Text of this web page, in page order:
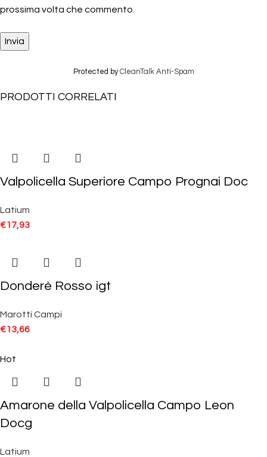
prossima volta che commento.
Protected byCleanTalk Anti-Spam
PRODOTTI CORRELATI
Valpolicella Superiore Campo Prognai Doc
Latium
€17,93
Donderè Rosso igt
Marotti Campi
€13,66
Hot
Amarone della Valpolicella Campo Leon
Docg
Latium